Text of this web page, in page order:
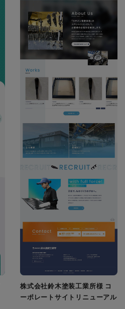
株式会社鈴木塗装工業所様 コ
ーポレートサイトリニューアル